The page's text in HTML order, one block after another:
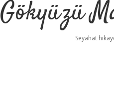
Gökyüzü
Seyahat